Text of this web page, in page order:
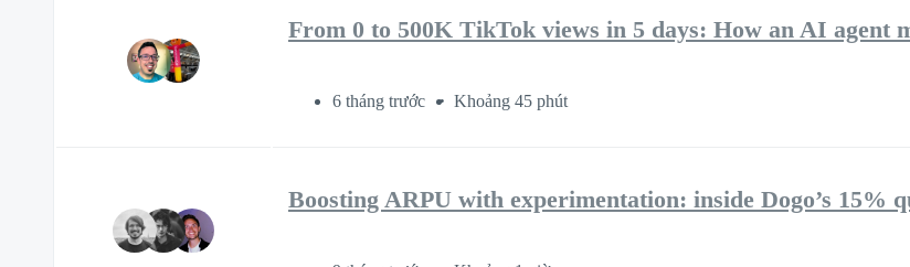
From 0 to 500K TikTok views in 5 days: How an AI agent
6 tháng trước Khoảng 45 phút
Boosting ARPU with experimentation: inside Dogo’s 15%